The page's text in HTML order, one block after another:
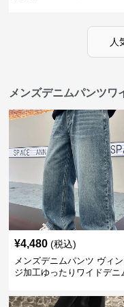
人
メンズデニムパンツワ
¥4,480 (税込)
メンズデニムパンツ ヴィ
ジ加工ゆったりワイドデニ